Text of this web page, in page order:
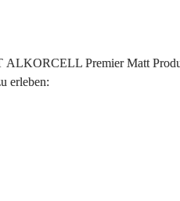
ALKORCELL Premier Matt
erleben: